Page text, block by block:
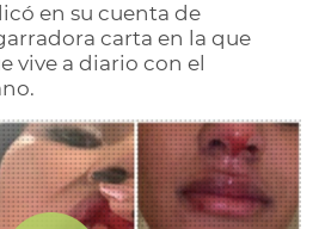
en su cuenta de
carta en la que
vive a diario con el